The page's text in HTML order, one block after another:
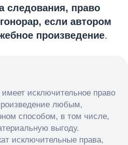
следования, право
если автором
произведение.
исключительное право
любым,
способом, в том числе,
выгоду.
исключительные права,